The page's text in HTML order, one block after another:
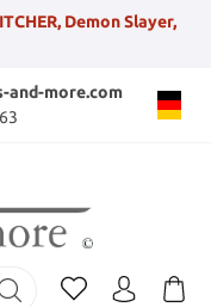
Demon Slayer,
and-more.com